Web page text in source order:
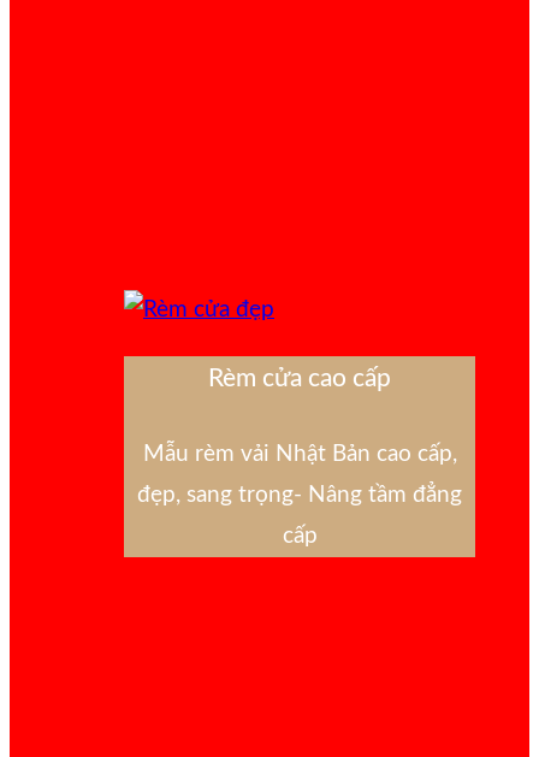
Rèm cửa cao cấp
Mẫu rèm vải Nhật Bản cao cấp,
đẹp, sang trọng- Nâng tầm đẳng
cấp